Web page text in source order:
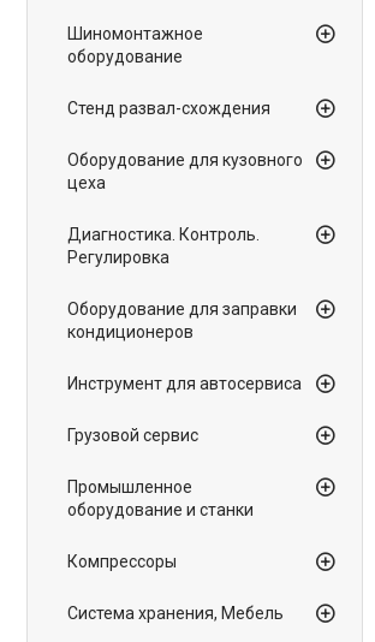
Шиномонтажное
оборудование
Стенд развал-схождения
Оборудование для кузовного
цеха
Диагностика. Контроль.
Регулировка
Оборудование для заправки
кондиционеров
Инструмент для автосервиса
Грузовой сервис
Промышленное
оборудование и станки
Компрессоры
Система хранения, Мебель